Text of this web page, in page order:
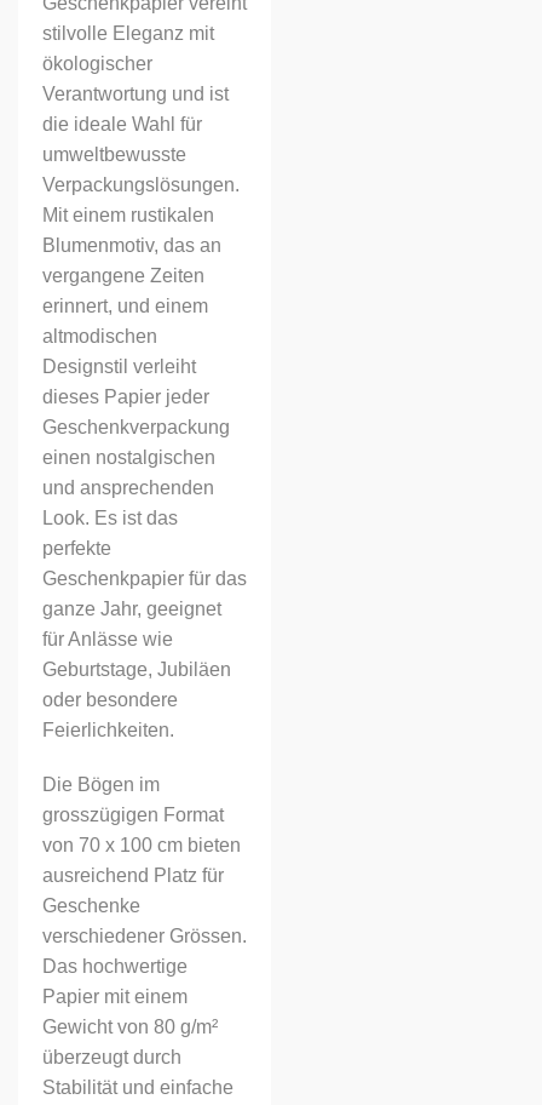
stilvolle Eleganz mit
ökologischer
Verantwortung und ist
die ideale Wahl für
umweltbewusste
Verpackungslösungen.
Mit einem rustikalen
Blumenmotiv, das an
vergangene Zeiten
erinnert, und einem
altmodischen
Designstil verleiht
dieses Papier jeder
Geschenkverpackung
einen nostalgischen
und ansprechenden
Look. Es ist das
perfekte
Geschenkpapier für das
ganze Jahr, geeignet
für Anlässe wie
Geburtstage, Jubiläen
oder besondere
Feierlichkeiten.
Die Bögen im
grosszügigen Format
von 70 x 100 cm bieten
ausreichend Platz für
Geschenke
verschiedener Grössen.
Das hochwertige
Papier mit einem
Gewicht von 80 g/m²
überzeugt durch
Stabilität und einfache